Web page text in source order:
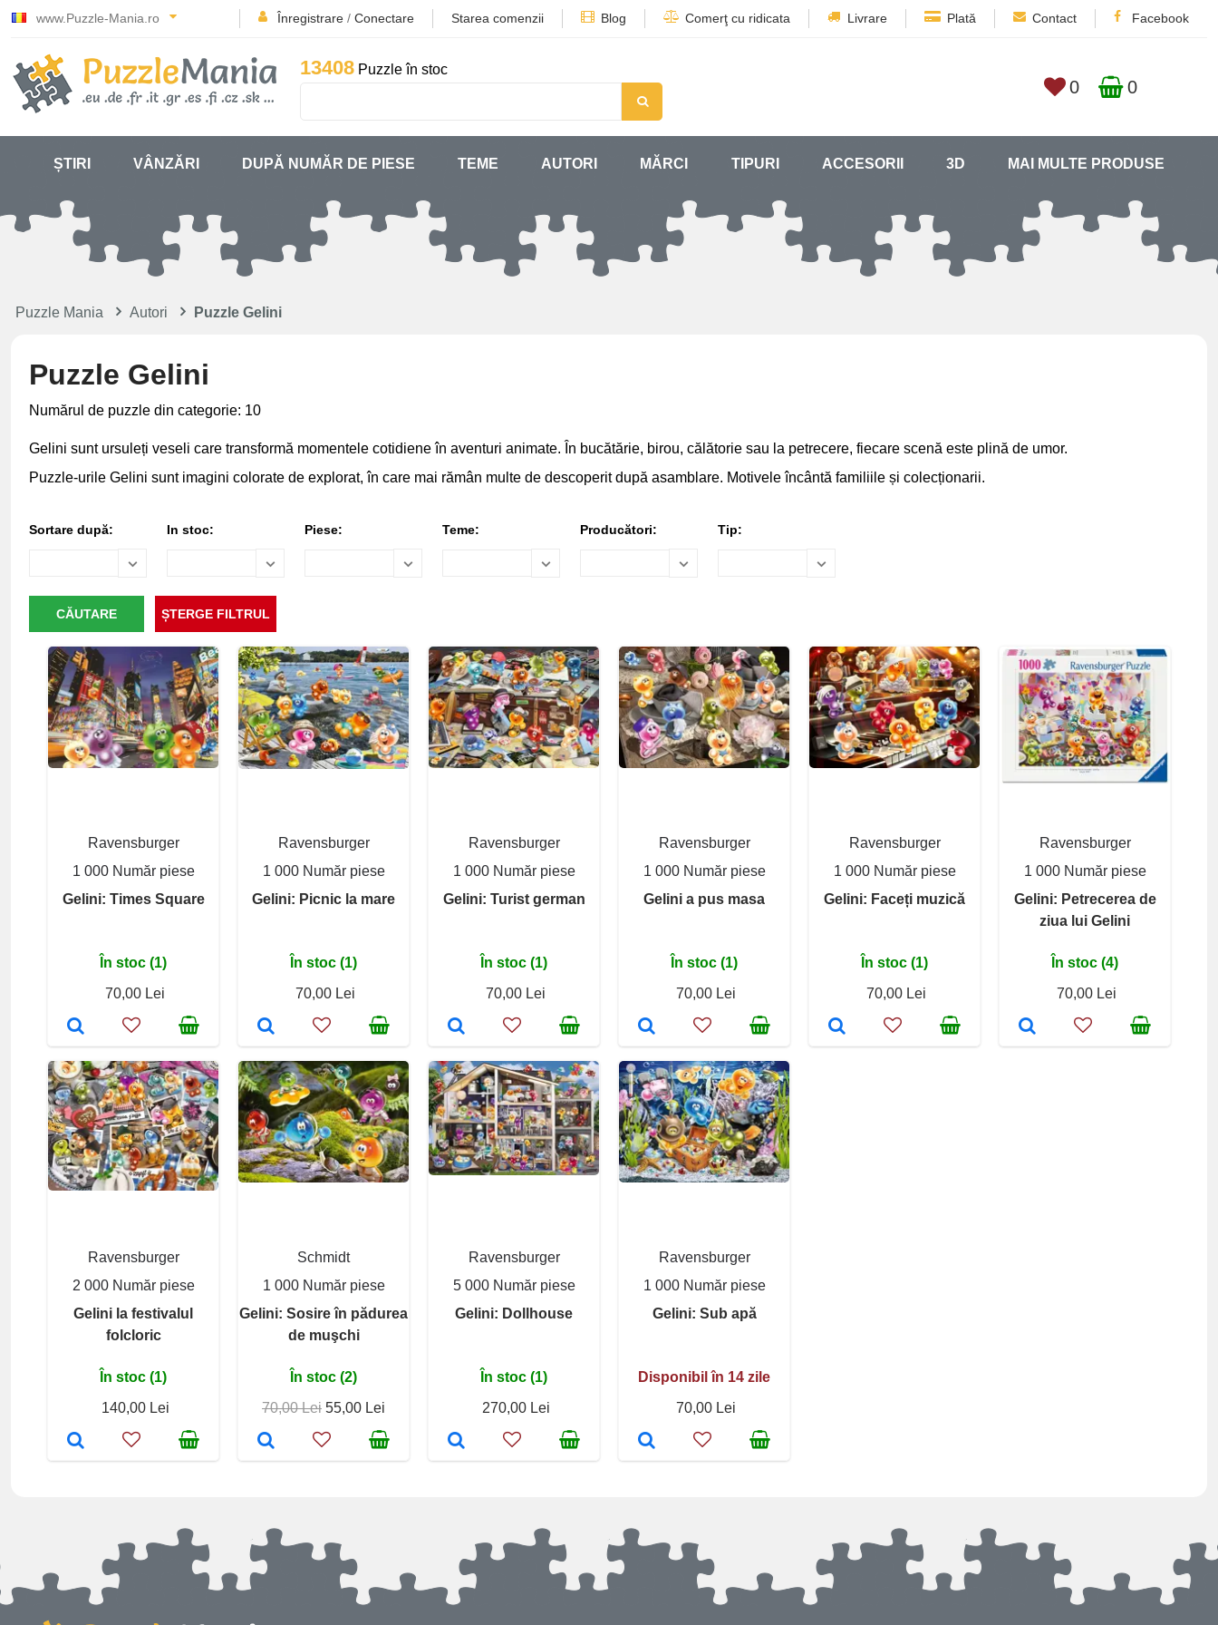
www.Puzzle-Mania.ro Înregistrare / Conectare Starea comenzii Blog Comerţ cu ridicata Livrare Plată Contact Facebook
13408 Puzzle în stoc
0 0
ȘTIRI VÂNZĂRI DUPĂ NUMĂR DE PIESE TEME AUTORI MĂRCI TIPURI ACCESORII 3D MAI MULTE PRODUSE
Puzzle Mania Autori Puzzle Gelini
Puzzle Gelini
Numărul de puzzle din categorie: 10
Gelini sunt ursuleți veseli care transformă momentele cotidiene în aventuri animate. În bucătărie, birou, călătorie sau la petrecere, fiecare scenă este plină de umor.
Puzzle-urile Gelini sunt imagini colorate de explorat, în care mai rămân multe de descoperit după asamblare. Motivele încântă familiile și colecționarii.
Sortare după: In stoc: Piese: Teme: Producători: Tip:
Ravensburger
1 000 Număr piese
Gelini: Times Square
În stoc (1)
70,00 Lei
Ravensburger
1 000 Număr piese
Gelini: Picnic la mare
În stoc (1)
70,00 Lei
Ravensburger
1 000 Număr piese
Gelini: Turist german
În stoc (1)
70,00 Lei
Ravensburger
1 000 Număr piese
Gelini a pus masa
În stoc (1)
70,00 Lei
Ravensburger
1 000 Număr piese
Gelini: Faceți muzică
În stoc (1)
70,00 Lei
Ravensburger
1 000 Număr piese
Gelini: Petrecerea de
ziua lui Gelini
În stoc (4)
70,00 Lei
Ravensburger
2 000 Număr piese
Gelini la festivalul
folcloric
În stoc (1)
140,00 Lei
Schmidt
1 000 Număr piese
Gelini: Sosire în pădurea
de muşchi
În stoc (2)
70,00 Lei 55,00 Lei
Ravensburger
5 000 Număr piese
Gelini: Dollhouse
În stoc (1)
270,00 Lei
Ravensburger
1 000 Număr piese
Gelini: Sub apă
Disponibil în 14 zile
70,00 Lei